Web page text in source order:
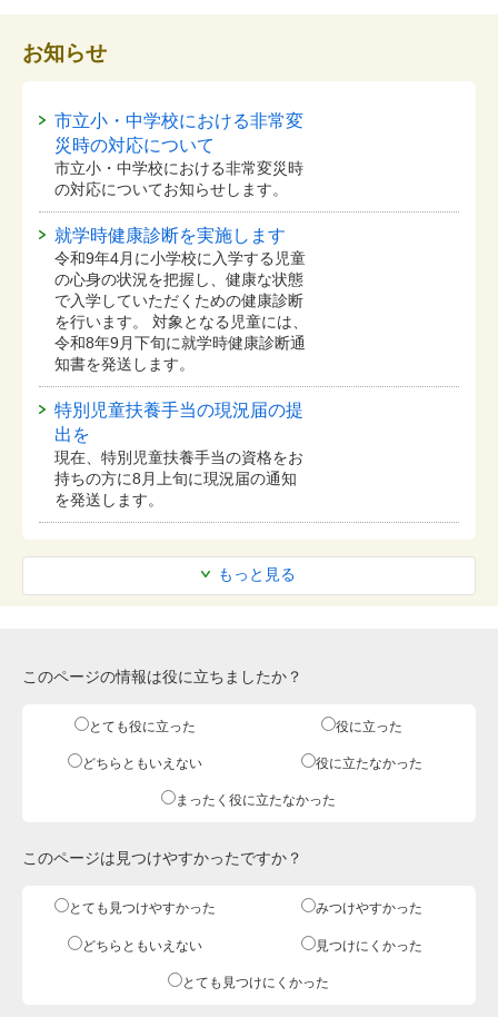
お知らせ
もっと見る
市立小・中学校における非常変
災時の対応について
市立小・中学校における非常変災時
の対応についてお知らせします。
就学時健康診断を実施します
令和9年4月に小学校に入学する児童
の心身の状況を把握し、健康な状態
で入学していただくための健康診断
を行います。 対象となる児童には、
令和8年9月下旬に就学時健康診断通
知書を発送します。
特別児童扶養手当の現況届の提
出を
現在、特別児童扶養手当の資格をお
持ちの方に8月上旬に現況届の通知
を発送します。
このページの情報は役に立ちましたか？
とても役に立った 役に立った
どちらともいえない 役に立たなかった
まったく役に立たなかった
このページは見つけやすかったですか？
とても見つけやすかった みつけやすかった
どちらともいえない 見つけにくかった
とても見つけにくかった